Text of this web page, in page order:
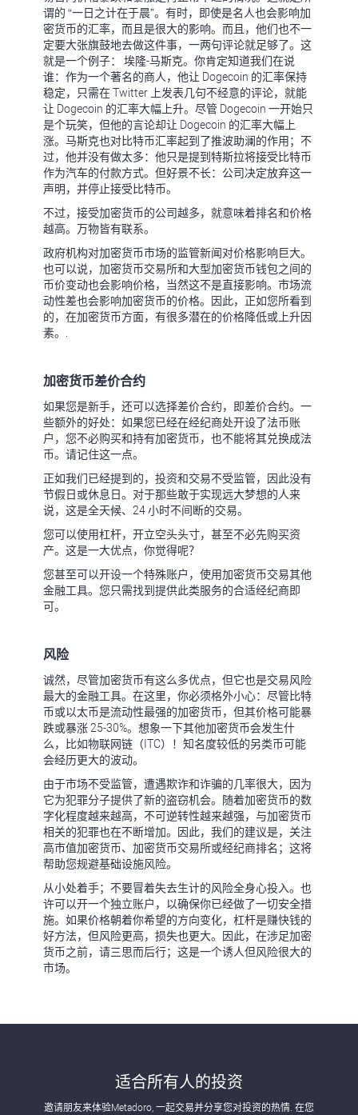
谓的 “一日之计在于晨”。有时，即使是名人也会影响加
密货币的汇率，而且是很大的影响。而且，他们也不一
定要大张旗鼓地去做这件事，一两句评论就足够了。这
就是一个例子： 埃隆-马斯克。你肯定知道我们在说
谁：作为一个著名的商人，他让 Dogecoin 的汇率保持
稳定，只需在 Twitter 上发表几句不经意的评论，就能
让 Dogecoin 的汇率大幅上升。尽管 Dogecoin 一开始只
是个玩笑，但他的言论却让 Dogecoin 的汇率大幅上
涨。马斯克也对比特币汇率起到了推波助澜的作用；不
过，他并没有做太多：他只是提到特斯拉将接受比特币
作为汽车的付款方式。但好景不长：公司决定放弃这一
声明，并停止接受比特币。
不过，接受加密货币的公司越多，就意味着排名和价格
越高。万物皆有联系。
政府机构对加密货币市场的监管新闻对价格影响巨大。
也可以说，加密货币交易所和大型加密货币钱包之间的
币价变动也会影响价格，当然这不是直接影响。市场流
动性差也会影响加密货币的价格。因此，正如您所看到
的，在加密货币方面，有很多潜在的价格降低或上升因
素。.
加密货币差价合约
如果您是新手，还可以选择差价合约，即差价合约。一
些额外的好处：如果您已经在经纪商处开设了法币账
户，您不必购买和持有加密货币，也不能将其兑换成法
币。请记住这一点。
正如我们已经提到的，投资和交易不受监管，因此没有
节假日或休息日。对于那些敢于实现远大梦想的人来
说，这是全天候、24 小时不间断的交易。
您可以使用杠杆，开立空头头寸，甚至不必先购买资
产。这是一大优点，你觉得呢？
您甚至可以开设一个特殊账户，使用加密货币交易其他
金融工具。您只需找到提供此类服务的合适经纪商即
可。
风险
诚然，尽管加密货币有这么多优点，但它也是交易风险
最大的金融工具。在这里，你必须格外小心：尽管比特
币或以太币是流动性最强的加密货币，但其价格可能暴
跌或暴涨 25-30%。想象一下其他加密货币会发生什
么，比如物联网链（ITC）！知名度较低的另类币可能
会经历更大的波动。
由于市场不受监管，遭遇欺诈和诈骗的几率很大，因为
它为犯罪分子提供了新的盗窃机会。随着加密货币的数
字化程度越来越高，不可逆转性越来越强，与加密货币
相关的犯罪也在不断增加。因此，我们的建议是，关注
高市值加密货币、加密货币交易所或经纪商排名；这将
帮助您规避基础设施风险。
从小处着手；不要冒着失去生计的风险全身心投入。也
许可以开一个独立账户，以确保你已经做了一切安全措
施。如果价格朝着你希望的方向变化，杠杆是赚快钱的
好方法，但风险更高，损失也更大。因此，在涉足加密
货币之前，请三思而后行；这是一个诱人但风险很大的
市场。
适合所有人的投资
邀请朋友来体验Metadoro, 一起交易并分享您对投资的热情. 在您